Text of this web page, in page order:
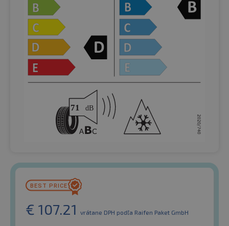
€ 107.21 vrátane DPH podľa Raifen Paket GmbH